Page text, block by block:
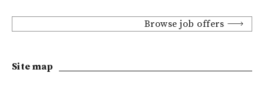
Browse job offers
Site map